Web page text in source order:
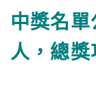
更多文章
中獎名
人，總獎